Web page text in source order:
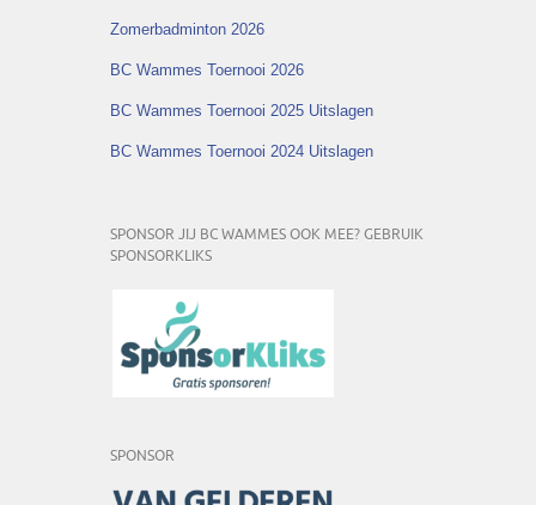
Zomerbadminton 2026
BC Wammes Toernooi 2026
BC Wammes Toernooi 2025 Uitslagen
BC Wammes Toernooi 2024 Uitslagen
SPONSOR JIJ BC WAMMES OOK MEE? GEBRUIK
SPONSORKLIKS
SPONSOR